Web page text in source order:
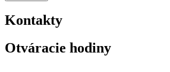
Kontakty
Otváracie hodiny